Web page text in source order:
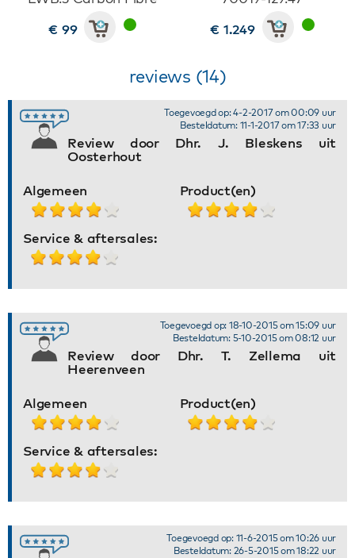
€ 99
€ 1.249
reviews (14)
Review door Dhr. J. Bleskens uit
Oosterhout
Toegevoegd op: 4-2-2017 om 00:09 uur
Besteldatum: 11-1-2017 om 17:33 uur
Algemeen Product(en)
Service & aftersales:
Review door Dhr. T. Zellema uit
Heerenveen
Toegevoegd op: 18-10-2015 om 15:09 uur
Besteldatum: 5-10-2015 om 08:12 uur
Algemeen Product(en)
Service & aftersales:
Toegevoegd op: 11-6-2015 om 10:26 uur
Besteldatum: 26-5-2015 om 18:22 uur